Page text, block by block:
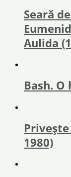
Seară
Aulida
Bash.
1980)